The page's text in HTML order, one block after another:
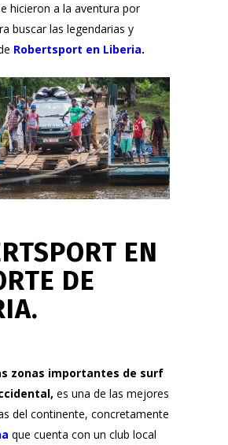
hicieron a la aventura por
buscar las legendarias y
Robertsport en Liberia.
EN
DE
zonas importantes de surf
es una de las mejores
del continente, concretamente
que cuenta con un club local